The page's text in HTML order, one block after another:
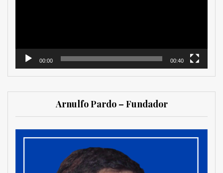
00:00 00:40
Arnulfo Pardo – Fundador